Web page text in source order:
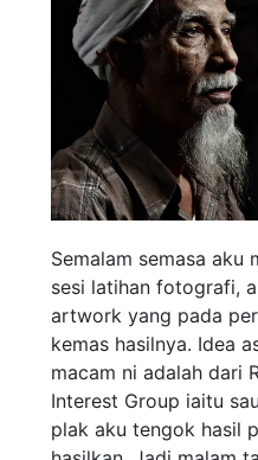
Semalam semasa aku
sesi latihan fotografi,
artwork yang pada
kemas hasilnya. Idea
macam ni adalah dari
Interest Group iaitu
plak aku tengok hasil